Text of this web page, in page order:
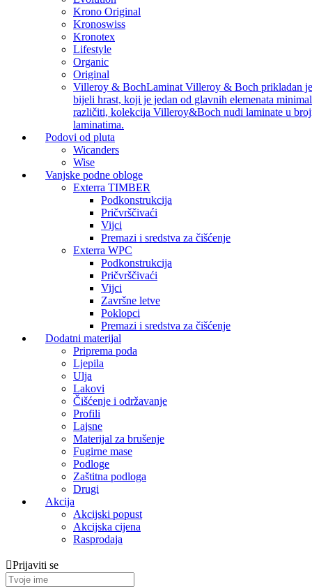
Krono Original
Kronoswiss
Kronotex
Lifestyle
Organic
Original
Villeroy & BochLaminat Villeroy & Boch prikladan
bijeli hrast, koji je jedan od glavnih elemenata
različiti, kolekcija Villeroy&Boch nudi laminate u
laminatima.
Podovi od pluta
Wicanders
Wise
Vanjske podne obloge
Exterra TIMBER
Podkonstrukcija
Pričvrščivaći
Vijci
Premazi i sredstva za čišćenje
Exterra WPC
Podkonstrukcija
Pričvrščivaći
Vijci
Završne letve
Poklopci
Premazi i sredstva za čišćenje
Dodatni materijal
Priprema poda
Ljepila
Ulja
Lakovi
Čišćenje i održavanje
Profili
Lajsne
Materijal za brušenje
Fugirne mase
Podloge
Zaštitna podloga
Drugi
Akcija
Akcijski popust
Akcijska cijena
Rasprodaja
Prijaviti se